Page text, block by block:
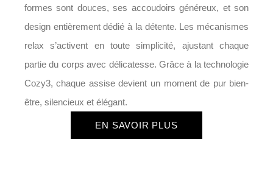
formes sont douces, ses accoudoirs généreux, et son
design entièrement dédié à la détente. Les mécanismes
relax s’activent en toute simplicité, ajustant chaque
partie du corps avec délicatesse. Grâce à la technologie
Cozy3, chaque assise devient un moment de pur bien-
être, silencieux et élégant.
EN SAVOIR PLUS